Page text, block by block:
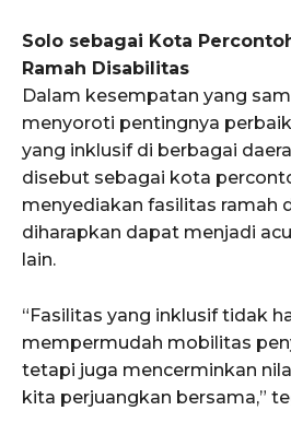
Solo sebagai Kota
Ramah Disabilitas
Dalam kesempatan yang
menyoroti pentingnya
yang inklusif di berbagai
disebut sebagai kota
menyediakan fasilitas ramah
diharapkan dapat menjadi
lain.
“Fasilitas yang inklusif tidak
mempermudah mobilitas
tetapi juga mencerminkan
kita perjuangkan bersama,”